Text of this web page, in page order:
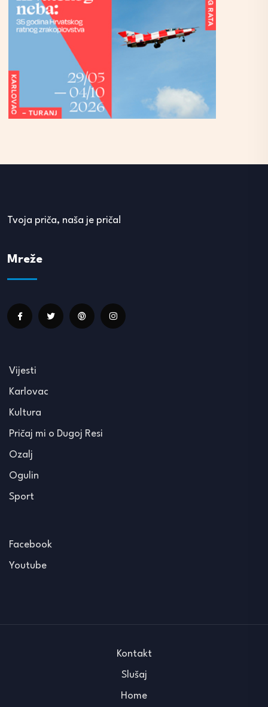
Tvoja priča, naša je priča!
Mreže
Vijesti
Karlovac
Kultura
Pričaj mi o Dugoj Resi
Ozalj
Ogulin
Sport
Facebook
Youtube
Kontakt
Slušaj
Home